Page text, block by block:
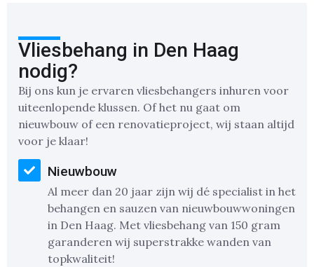
Vliesbehang in Den Haag
nodig?
Bij ons kun je ervaren vliesbehangers inhuren voor
uiteenlopende klussen. Of het nu gaat om
nieuwbouw of een renovatieproject, wij staan altijd
voor je klaar!
Nieuwbouw
Al meer dan 20 jaar zijn wij dé specialist in het
behangen en sauzen van nieuwbouwwoningen
in Den Haag. Met vliesbehang van 150 gram
garanderen wij superstrakke wanden van
topkwaliteit!